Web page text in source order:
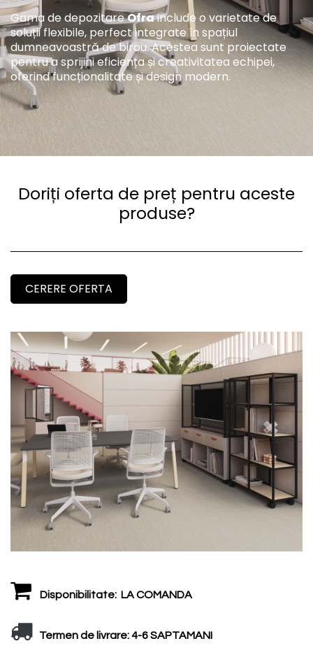
Gama de depozitareOfrainclude o varietate de
soluții flexibile, perfect integrate în spațiul
dumneavoastră de birou. Acestea sunt proiectate
pentru a sprijini eficiența și creativitatea echipei,
oferind funcționalitate și design modern.
Doriți oferta de preț pentru aceste
produse?
CERERE OFERTA
Disponibilitate: LA COMANDA
Termen de livrare:4-6 SAPTAMANI